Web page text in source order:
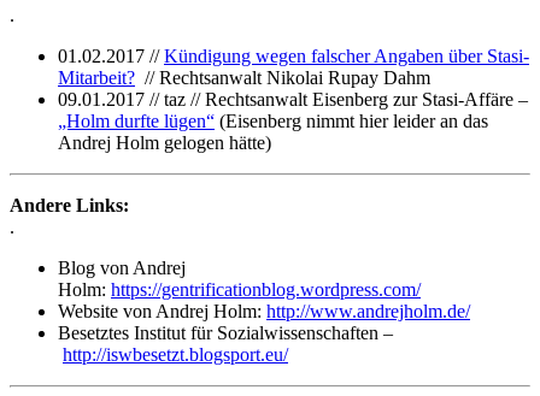
.
01.02.2017 //Kündigung wegen falscher Angaben über Stasi-
Mitarbeit? // Rechtsanwalt Nikolai Rupay Dahm
09.01.2017 // taz // Rechtsanwalt Eisenberg zur Stasi-Affäre –
„Holm durfte lügen“ (Eisenberg nimmt hier leider an das
Andrej Holm gelogen hätte)
Andere Links:
.
Blog von Andrej
Holm: https://gentrificationblog.wordpress.com/
Website von Andrej Holm: http://www.andrejholm.de/
Besetztes Institut für Sozialwissenschaften –
http://iswbesetzt.blogsport.eu/